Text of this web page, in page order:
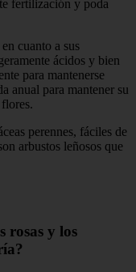
fertilización y poda
cuanto a sus
ácidos y bien
para mantenerse
anual para mantener su
perennes, fáciles de
arbustos leñosos que
rosas y los